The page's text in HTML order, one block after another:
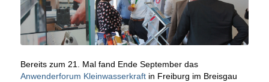
Bereits zum 21. Mal fand Ende September das
Anwenderforum Kleinwasserkraftin Freiburg im Breisgau